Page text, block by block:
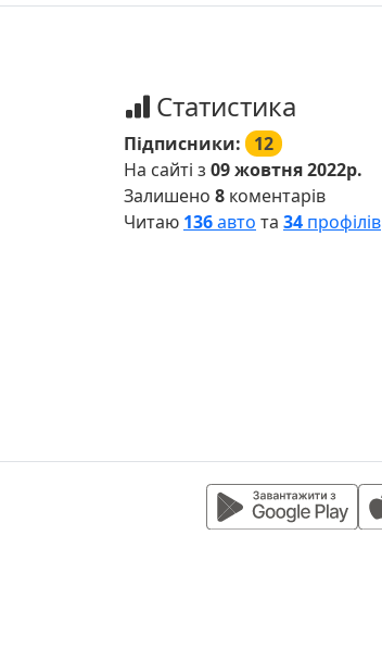
Статистика
Підписники:
12
На сайті з 09 жовтня 2022р.
Залишено 8 коментарів
Читаю 136авто та 34 профілів